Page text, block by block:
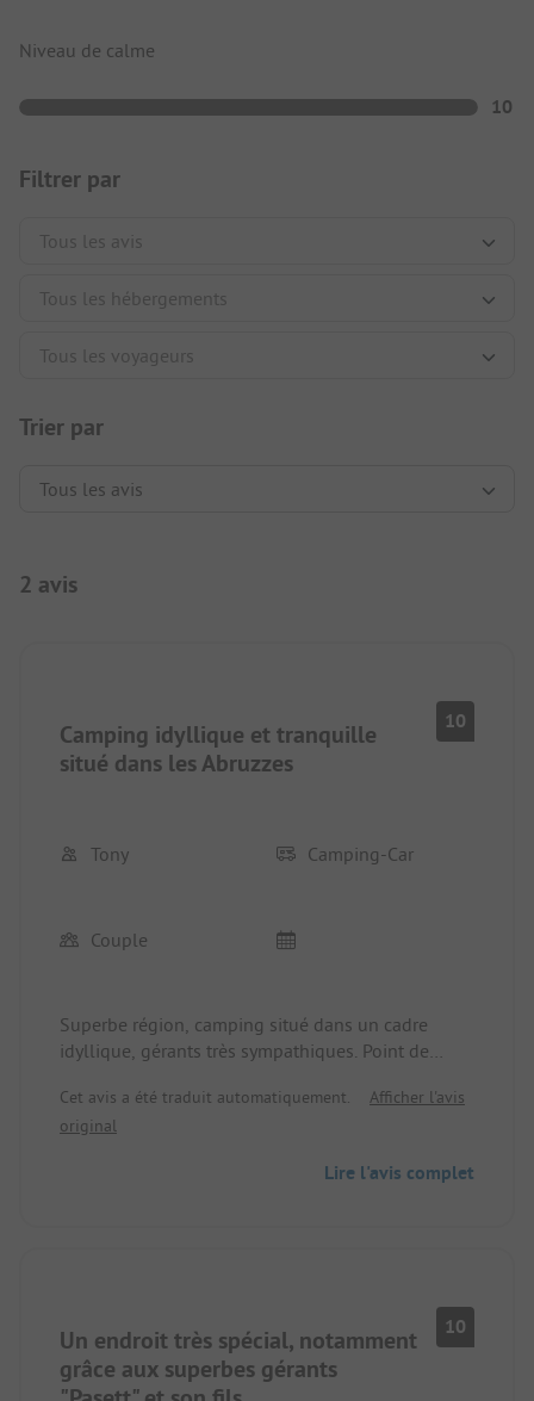
Niveau de calme
10
Filtrer par
Trier par
2 avis
Camping idyllique et tranquille
situé dans les Abruzzes
10
Tony Camping-Car
Couple
Superbe région, camping situé dans un cadre
idyllique, gérants très sympathiques. Point de
parc national vers de pittoresques villages de
montagne ou pour nager dans le Lago di Baretta.
de source fraîche de montagne. Même en juillet, il
Cet avis a été traduit automatiquement.
Afficher l'avis
original
Lire l'avis complet
Un endroit très spécial, notamment
grâce aux superbes gérants
10